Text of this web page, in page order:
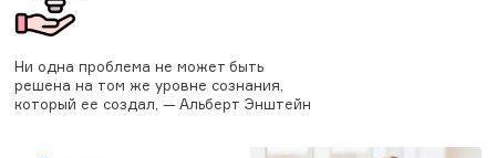
Ни одна проблема не может быть
решена на том же уровне сознания,
который ее создал, — Альберт Энштейн